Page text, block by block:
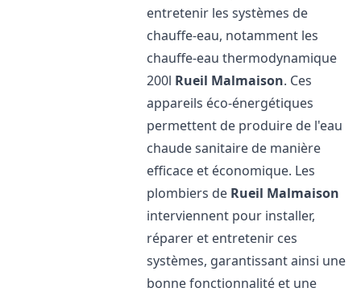
entretenir les systèmes de
chauffe-eau, notamment les
chauffe-eau thermodynamique
200l Rueil Malmaison. Ces
appareils éco-énergétiques
permettent de produire de l'eau
chaude sanitaire de manière
efficace et économique. Les
plombiers de Rueil Malmaison
interviennent pour installer,
réparer et entretenir ces
systèmes, garantissant ainsi une
bonne fonctionnalité et une